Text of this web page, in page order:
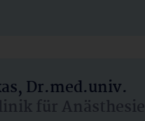
Dr.med.univ.
für